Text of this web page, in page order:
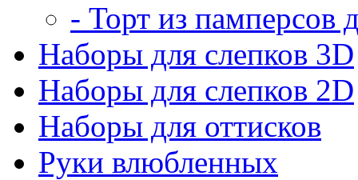
- Торт из памперсов
Наборы для слепков 3D
Наборы для слепков 2D
Наборы для оттисков
Руки влюбленных